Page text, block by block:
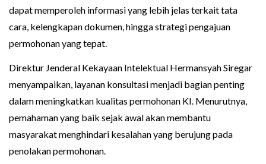
dapat memperoleh informasi yang lebih jelas terkait tata
cara, kelengkapan dokumen, hingga strategi pengajuan
permohonan yang tepat.
Direktur Jenderal Kekayaan Intelektual Hermansyah Siregar
menyampaikan, layanan konsultasi menjadi bagian penting
dalam meningkatkan kualitas permohonan KI. Menurutnya,
pemahaman yang baik sejak awal akan membantu
masyarakat menghindari kesalahan yang berujung pada
penolakan permohonan.